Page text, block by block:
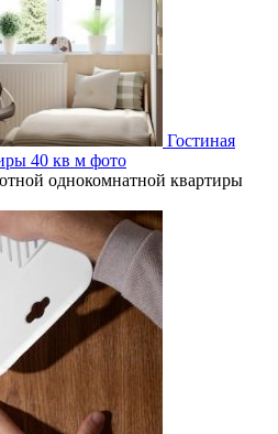
Гостиная
40 кв м фото
однокомнатной квартиры